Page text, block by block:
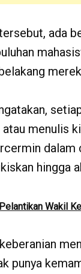
ada
menulis
dalam
hingga
Pelantikan Wakil
punya